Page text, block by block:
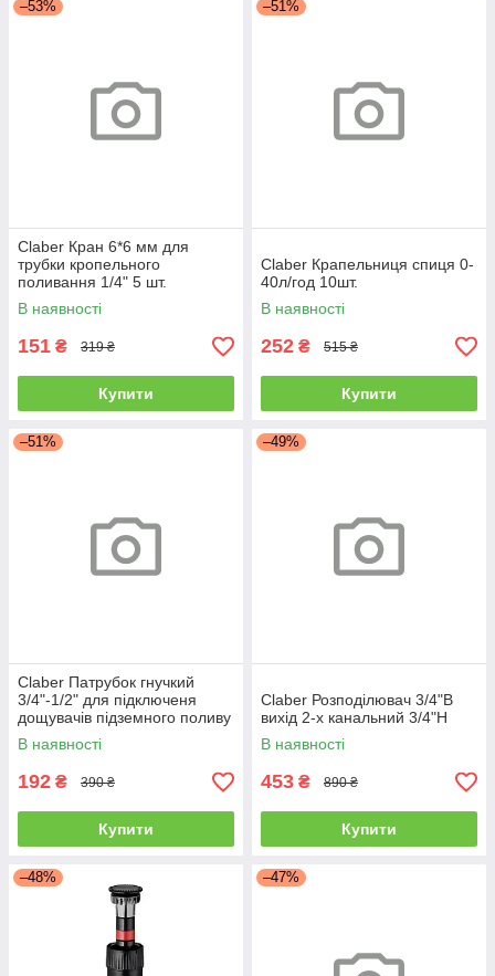
–53%
Claber Кран 6*6 мм для
трубки кропельного
поливання 1/4" 5 шт.
В наявності
151 ₴ 319 ₴
Купити
–51%
Claber Крапельниця спиця 0-
40л/год 10шт.
В наявності
252 ₴ 515 ₴
Купити
–51%
Claber Патрубок гнучкий
3/4"-1/2" для підключеня
дощувачів підземного поливу
В наявності
192 ₴ 390 ₴
Купити
–49%
Claber Розподілювач 3/4"В
вихід 2-х канальний 3/4"Н
В наявності
453 ₴ 890 ₴
Купити
–48% –47%